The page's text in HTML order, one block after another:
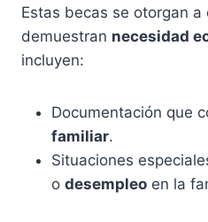
Estas becas se otorgan
demuestran necesidad
incluyen:
Documentación que
familiar.
Situaciones
o desempleo en la